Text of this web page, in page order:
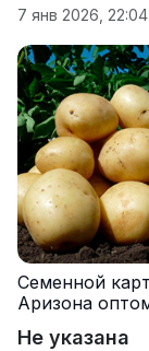
7 янв 2026, 22:04
Семенной
Аризона
Не указана